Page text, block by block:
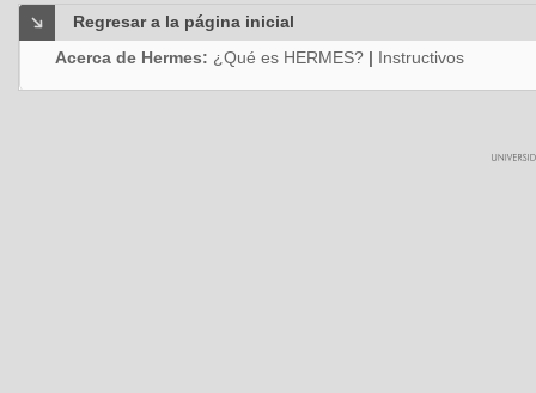
Regresar a la página inicial
Acerca de Hermes: ¿Qué es HERMES? | Instructivos